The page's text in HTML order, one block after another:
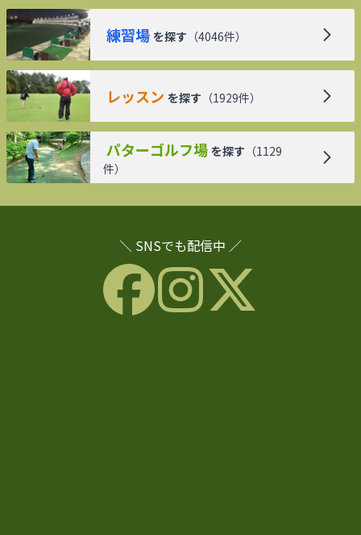
練習場 を探す （4046件）
レッスン を探す （1929件）
パターゴルフ場 を探す （1129
件）
＼ SNSでも配信中 ／